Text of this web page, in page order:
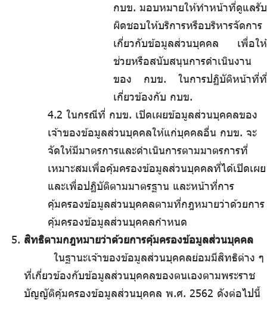
กบข. มอบหมายให้ทำหน้าที่ดูแลรับ
ผิดชอบให้บริการหรือบริหารจัดการ
เกี่ยวกับข้อมูลส่วนบุคคล เพื่อให้
ช่วยหรือสนับสนุนการดำเนินงาน
ของ กบข. ในการปฏิบัติหน้าที่ที่
เกี่ยวข้องกับ กบข.
4.2 ในกรณีที่ กบข. เปิดเผยข้อมูลส่วนบุคคลของ
เจ้าของข้อมูลส่วนบุคคลให้แก่บุคคลอื่น กบข. จะ
จัดให้มีมาตรการและดำเนินการตามมาตรการที่
เหมาะสมเพื่อคุ้มครองข้อมูลส่วนบุคคลที่ได้เปิดเผย
และเพื่อปฏิบัติตามมาตรฐาน และหน้าที่การ
คุ้มครองข้อมูลส่วนบุคคลตามที่กฎหมายว่าด้วยการ
คุ้มครองข้อมูลส่วนบุคคลกำหนด
สิทธิตามกฎหมายว่าด้วยการคุ้มครองข้อมูลส่วนบุคคล
ในฐานะเจ้าของข้อมูลส่วนบุคคลย่อมมีสิทธิต่าง ๆ
ที่เกี่ยวข้องกับข้อมูลส่วนบุคคลของตนเองตามพระราช
บัญญัติคุ้มครองข้อมูลส่วนบุคคล พ.ศ. 2562 ดังต่อไปนี้